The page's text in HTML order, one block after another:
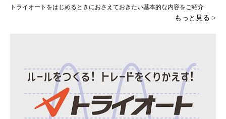
トライオートをはじめるときにおさえておきたい基本的な内容をご紹介
もっと見る >